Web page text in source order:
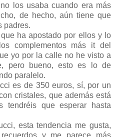
los usaba cuando era más
de hecho, aún tiene que
padres.
ha apostado por ellos y lo
complementos más it del
yo por la calle no he visto a
pero bueno, esto es lo de
paralelo.
es de 350 euros, sí, por un
cristales, que además está
tendréis que esperar hasta
esta tendencia me gusta,
y me parece más